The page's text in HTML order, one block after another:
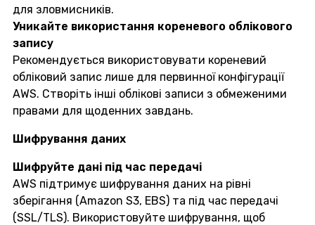
для зловмисників.
Уникайте використання кореневого облікового
запису
Рекомендується використовувати кореневий
обліковий запис лише для первинної конфігурації
AWS. Створіть інші облікові записи з обмеженими
правами для щоденних завдань.
Шифрування даних
Шифруйте дані під час передачі
AWS підтримує шифрування даних на рівні
зберігання (Amazon S3, EBS) та під час передачі
(SSL/TLS). Використовуйте шифрування, щоб